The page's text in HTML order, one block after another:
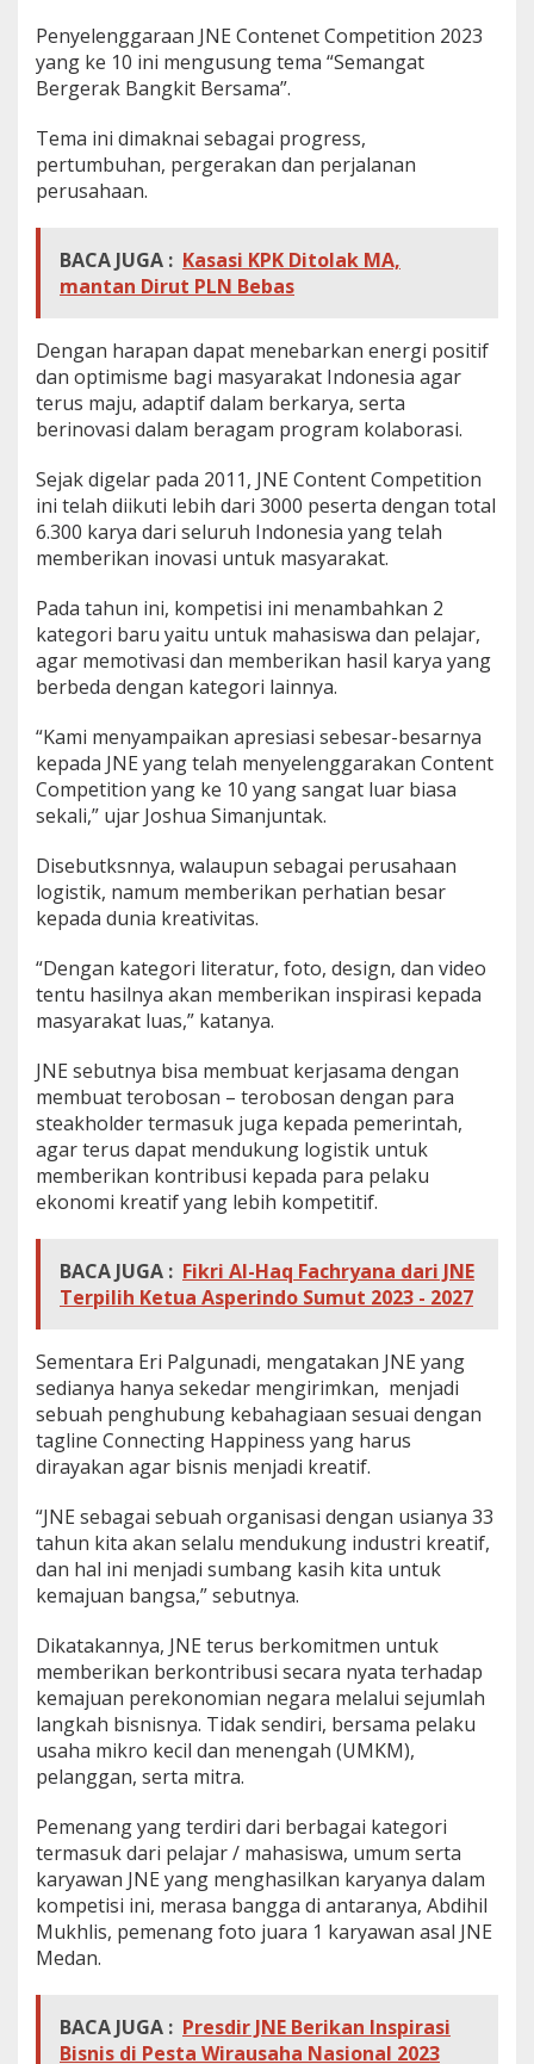
Penyelenggaraan JNE Contenet Competition 2023
yang ke 10 ini mengusung tema “Semangat
Bergerak Bangkit Bersama”.
Tema ini dimaknai sebagai progress,
pertumbuhan, pergerakan dan perjalanan
perusahaan.
BACA JUGA : Kasasi KPK Ditolak MA,
mantan Dirut PLN Bebas
Dengan harapan dapat menebarkan energi positif
dan optimisme bagi masyarakat Indonesia agar
terus maju, adaptif dalam berkarya, serta
berinovasi dalam beragam program kolaborasi.
Sejak digelar pada 2011, JNE Content Competition
ini telah diikuti lebih dari 3000 peserta dengan total
6.300 karya dari seluruh Indonesia yang telah
memberikan inovasi untuk masyarakat.
Pada tahun ini, kompetisi ini menambahkan 2
kategori baru yaitu untuk mahasiswa dan pelajar,
agar memotivasi dan memberikan hasil karya yang
berbeda dengan kategori lainnya.
“Kami menyampaikan apresiasi sebesar-besarnya
kepada JNE yang telah menyelenggarakan Content
Competition yang ke 10 yang sangat luar biasa
sekali,” ujar Joshua Simanjuntak.
Disebutksnnya, walaupun sebagai perusahaan
logistik, namum memberikan perhatian besar
kepada dunia kreativitas.
“Dengan kategori literatur, foto, design, dan video
tentu hasilnya akan memberikan inspirasi kepada
masyarakat luas,” katanya.
JNE sebutnya bisa membuat kerjasama dengan
membuat terobosan – terobosan dengan para
steakholder termasuk juga kepada pemerintah,
agar terus dapat mendukung logistik untuk
memberikan kontribusi kepada para pelaku
ekonomi kreatif yang lebih kompetitif.
BACA JUGA : Fikri Al-Haq Fachryana dari JNE
Terpilih Ketua Asperindo Sumut 2023 - 2027
Sementara Eri Palgunadi, mengatakan JNE yang
sedianya hanya sekedar mengirimkan, menjadi
sebuah penghubung kebahagiaan sesuai dengan
tagline Connecting Happiness yang harus
dirayakan agar bisnis menjadi kreatif.
“JNE sebagai sebuah organisasi dengan usianya 33
tahun kita akan selalu mendukung industri kreatif,
dan hal ini menjadi sumbang kasih kita untuk
kemajuan bangsa,” sebutnya.
Dikatakannya, JNE terus berkomitmen untuk
memberikan berkontribusi secara nyata terhadap
kemajuan perekonomian negara melalui sejumlah
langkah bisnisnya. Tidak sendiri, bersama pelaku
usaha mikro kecil dan menengah (UMKM),
pelanggan, serta mitra.
Pemenang yang terdiri dari berbagai kategori
termasuk dari pelajar / mahasiswa, umum serta
karyawan JNE yang menghasilkan karyanya dalam
kompetisi ini, merasa bangga di antaranya, Abdihil
Mukhlis, pemenang foto juara 1 karyawan asal JNE
Medan.
BACA JUGA : Presdir JNE Berikan Inspirasi
Bisnis di Pesta Wirausaha Nasional 2023